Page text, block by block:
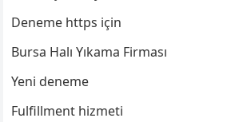
Deneme https için
Bursa Halı Yıkama Firması
Yeni deneme
Fulfillment hizmeti